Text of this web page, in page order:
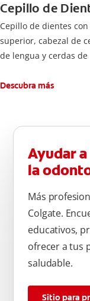
Cepillo de
Cepillo de dientes
superior, cabezal de
de lengua y cerdas
Descubra más
Ayudar
la
Más
Colgate.
educativos,
ofrecer a tus
saludable.
Sitio para